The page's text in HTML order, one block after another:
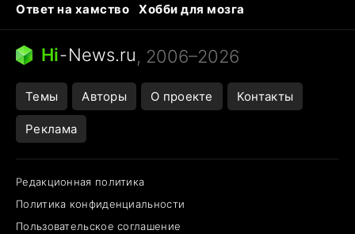
Ответ на хамство
Хобби для мозга
Бензин 100 и 95
Тунцы в океанариуме
Следующая пандемия
Hi-News.ru, 2006–2026
Темы Авторы О проекте Контакты
Реклама
Редакционная политика
Политика конфиденциальности
Пользовательское соглашение